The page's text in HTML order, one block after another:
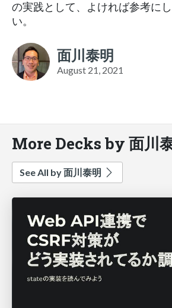
の実践として、よければ参考に
い。
面川泰明
August 21, 2021
More Decks by 面川
See All by 面川泰明